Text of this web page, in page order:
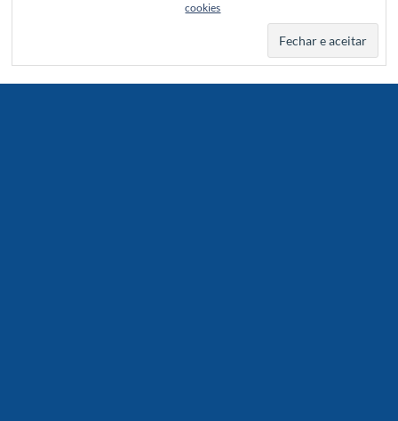
cookies